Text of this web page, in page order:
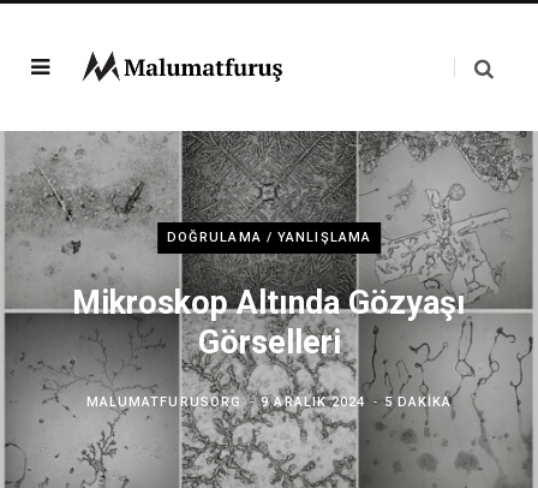
DOĞRULAMA / YANLIŞLAMA
Mikroskop Altında Gözyaşı
Görselleri
MALUMATFURUSORG 9 ARALIK 2024 5 DAKIKA